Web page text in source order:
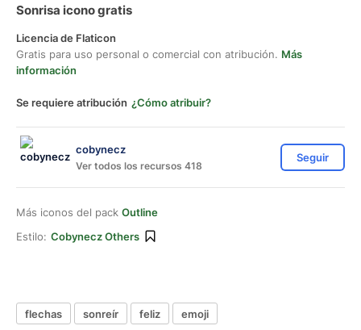
Sonrisa icono gratis
Licencia de Flaticon
Gratis para uso personal o comercial con atribución. Más
información
Se requiere atribución ¿Cómo atribuir?
cobynecz
Ver todos los recursos 418
Seguir
Más iconos del pack Outline
Estilo: Cobynecz Others
flechas sonreír feliz emoji